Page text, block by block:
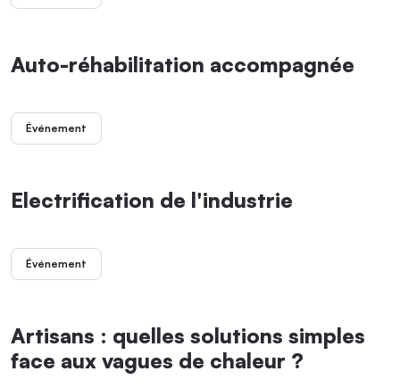
Auto-réhabilitation accompagnée
Événement
Electrification de l'industrie
Événement
Artisans : quelles solutions simples
face aux vagues de chaleur ?